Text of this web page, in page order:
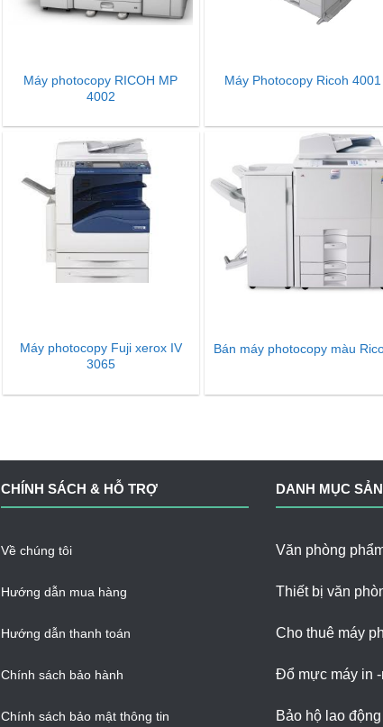
Máy photocopy RICOH MP
4002
Máy Photocopy Ricoh 4001
Máy photocopy Fuji xerox IV
3065
Bán máy photocopy màu
CHÍNH SÁCH & HỖ TRỢ
Về chúng tôi
Hướng dẫn mua hàng
Hướng dẫn thanh toán
Chính sách bảo hành
Chính sách bảo mật thông tin
DANH MỤC
Văn phòng
Thiết bị văn
Cho thuê máy
Đổ mực máy in -
Bảo hộ lao động